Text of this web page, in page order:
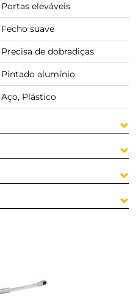
Portas eleváveis
Fecho suave
Precisa de dobradiças
Pintado alumínio
Aço, Plástico